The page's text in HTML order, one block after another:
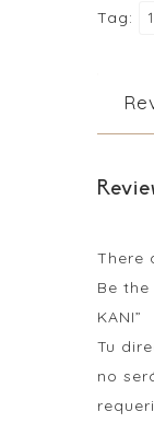
Tag: 1
There
Be the
KANI”
Tu
no